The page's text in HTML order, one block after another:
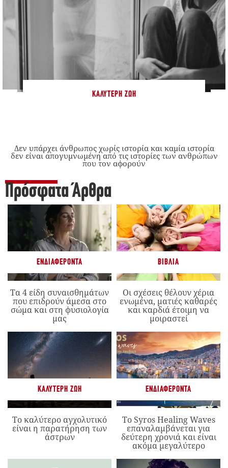
ΚΑΛΎΤΕΡΗ ΖΩΉ
Δεν υπάρχει άνθρωπος χωρίς ιστορία και καμία ιστορία
δεν είναι απογυμνωμένη από τις ιστορίες των ανθρώπων
που τον αφορούν
Πρόσφατα Άρθρα
ΕΝΔΙΑΦΈΡΟΝΤΑ
Τα 4 είδη συναισθημάτων
που επιδρούν άμεσα στο
σώμα και στη φυσιολογία
μας
ΒΙΒΛΊΑ
Οι σχέσεις θέλουν χέρια
ενωμένα, ματιές καθαρές
και καρδιά έτοιμη να
μοιραστεί
ΚΑΛΎΤΕΡΗ ΖΩΉ
Το καλύτερο αγχολυτικό
είναι η παρατήρηση των
άστρων
ΕΝΔΙΑΦΈΡΟΝΤΑ
Το Syros Healing Waves
επαναλαμβάνεται για
δεύτερη χρονιά και είναι
ακόμα μεγαλύτερο